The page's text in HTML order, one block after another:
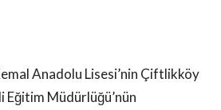
Anadolu Lisesi’nin Çiftlikköy
Eğitim Müdürlüğü’nün